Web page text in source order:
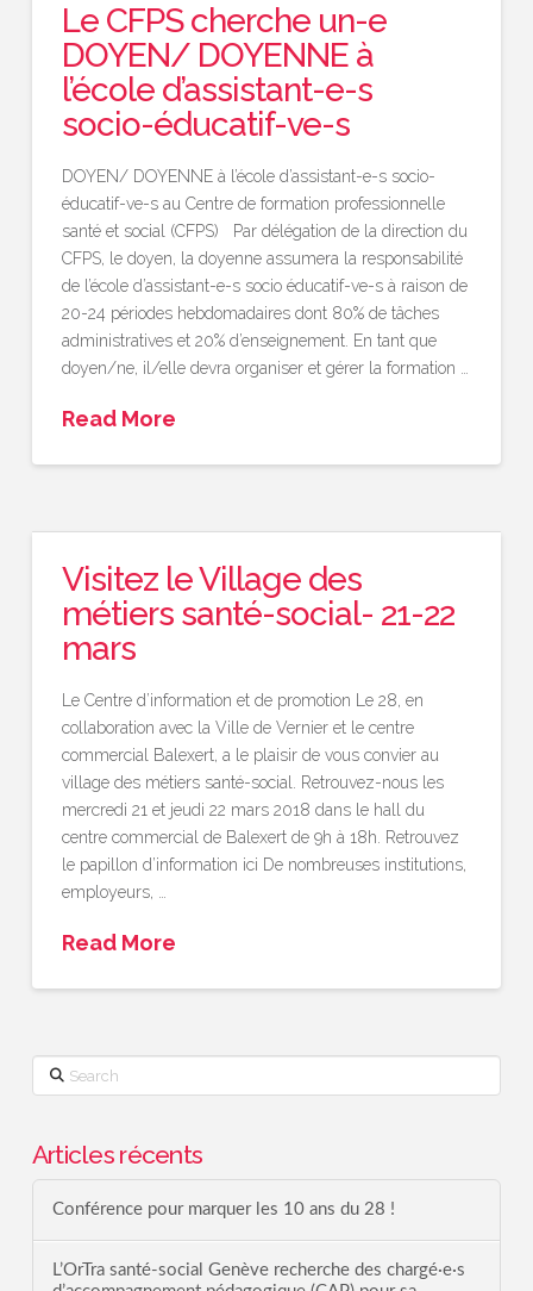
Le CFPS cherche un-e
DOYEN/ DOYENNE à
l’école d’assistant-e-s
socio-éducatif-ve-s
DOYEN/ DOYENNE à l’école d’assistant-e-s socio-
éducatif-ve-s au Centre de formation professionnelle
santé et social (CFPS) Par délégation de la direction du
CFPS, le doyen, la doyenne assumera la responsabilité
de l’école d’assistant-e-s socio­ éducatif-ve-s à raison de
20-24 périodes hebdomadaires dont 80% de tâches
administratives et 20% d’enseignement. En tant que
doyen/ne, il/elle devra organiser et gérer la formation …
Read More
Visitez le Village des
métiers santé-social- 21-22
mars
Le Centre d’information et de promotion Le 28, en
collaboration avec la Ville de Vernier et le centre
commercial Balexert, a le plaisir de vous convier au
village des métiers santé-social. Retrouvez-nous les
mercredi 21 et jeudi 22 mars 2018 dans le hall du
centre commercial de Balexert de 9h à 18h. Retrouvez
le papillon d’information ici De nombreuses institutions,
employeurs, …
Read More
Search
Articles récents
Conférence pour marquer les 10 ans du 28 !
L’OrTra santé-social Genève recherche des chargé·e·s